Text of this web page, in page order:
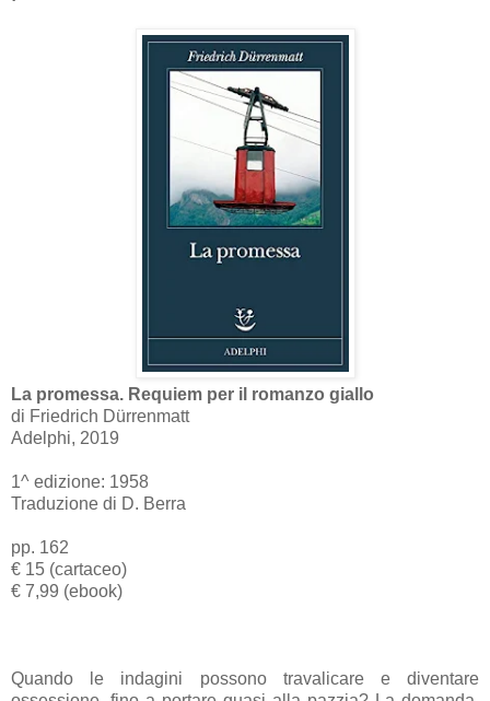
La promessa. Requiem per il romanzo giallo
di Friedrich Dürrenmatt
Adelphi, 2019
1^ edizione: 1958
Traduzione di D. Berra
pp. 162
€ 15 (cartaceo)
€ 7,99 (ebook)
Quando le indagini possono travalicare e diventare